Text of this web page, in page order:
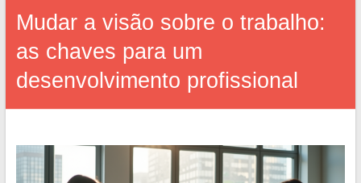
Mudar a visão sobre o trabalho:
as chaves para um
desenvolvimento profissional